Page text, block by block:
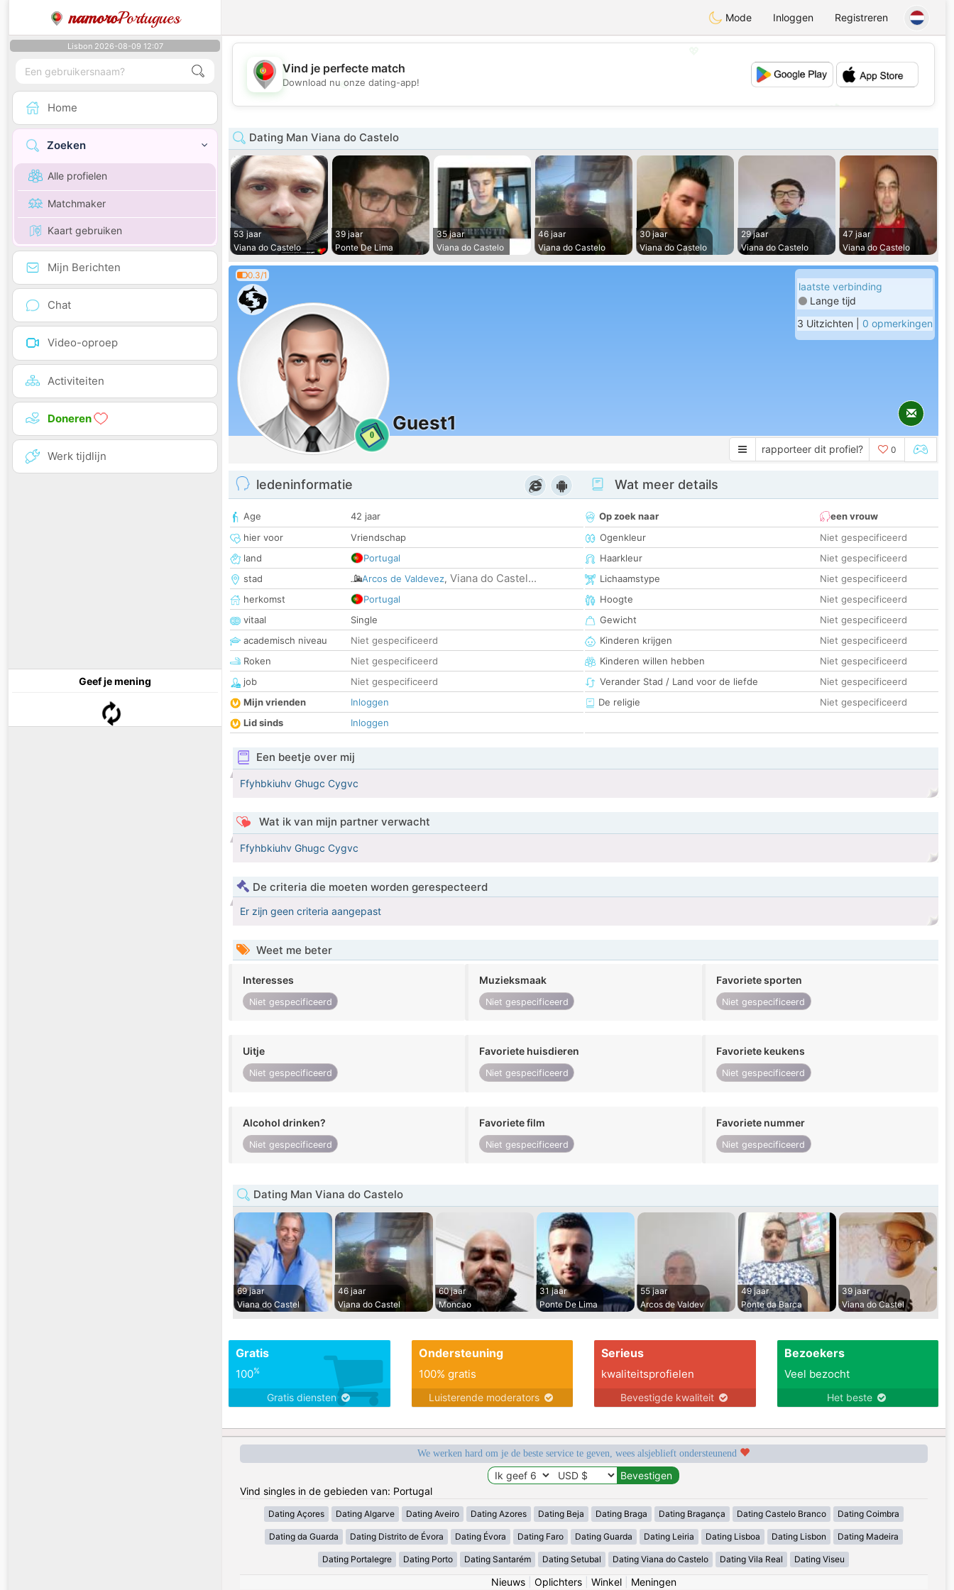
namoroPortugues Mode Inloggen Registreren
Lisbon 2026-08-09 12:07
Home
Zoeken
Alle profielen
Matchmaker
Kaart gebruiken
Mijn Berichten
Chat
Video-oproep
Activiteiten
Doneren
Werk tijdlijn
Geef je mening
💕
Vind je perfecte match
Download nu onze dating-app!
Dating Man Viana do Castelo
53 jaar
Viana do Castelo
39 jaar
Ponte De Lima
35 jaar
Viana do Castelo
46 jaar
Viana do Castelo
30 jaar
Viana do Castelo
29 jaar
Viana do Castelo
47 jaar
Viana do Castelo
0.3/1
0
Guest1
laatste verbinding
Lange tijd
3 Uitzichten | 0 opmerkingen
rapporteer dit profiel? 0
ledeninformatie
Age
42 jaar
hier voor
Vriendschap
land
Portugal
stad
Arcos de Valdevez, Viana do Castel...
herkomst
Portugal
vitaal
Single
academisch niveau
Niet gespecificeerd
Roken
Niet gespecificeerd
job
Niet gespecificeerd
Mijn vrienden
Inloggen
Lid sinds
Inloggen
Wat meer details
Op zoek naar
een vrouw
Ogenkleur
Niet gespecificeerd
Haarkleur
Niet gespecificeerd
Lichaamstype
Niet gespecificeerd
Hoogte
Niet gespecificeerd
Gewicht
Niet gespecificeerd
Kinderen krijgen
Niet gespecificeerd
Kinderen willen hebben
Niet gespecificeerd
Verander Stad / Land voor de liefde
Niet gespecificeerd
De religie
Niet gespecificeerd
Een beetje over mij
Ffyhbkiuhv Ghugc Cygvc
Wat ik van mijn partner verwacht
Ffyhbkiuhv Ghugc Cygvc
De criteria die moeten worden gerespecteerd
Er zijn geen criteria aangepast
Weet me beter
Interesses
Niet gespecificeerd
Muzieksmaak
Niet gespecificeerd
Favoriete sporten
Niet gespecificeerd
Uitje
Niet gespecificeerd
Favoriete huisdieren
Niet gespecificeerd
Favoriete keukens
Niet gespecificeerd
Alcohol drinken?
Niet gespecificeerd
Favoriete film
Niet gespecificeerd
Favoriete nummer
Niet gespecificeerd
Dating Man Viana do Castelo
69 jaar
Viana do Castel
46 jaar
Viana do Castel
60 jaar
Moncao
31 jaar
Ponte De Lima
55 jaar
Arcos de Valdev
49 jaar
Ponte da Barca
39 jaar
Viana do Castel
Gratis
100%
Gratis diensten
Ondersteuning
100% gratis
Luisterende moderators
Serieus
kwaliteitsprofielen
Bevestigde kwaliteit
Bezoekers
Veel bezocht
Het beste
We werken hard om je de beste service te geven, wees alsjeblieft ondersteunend
Vind singles in de gebieden van: Portugal
Dating Açores Dating Algarve Dating Aveiro Dating Azores Dating Beja Dating Braga Dating Bragança Dating Castelo Branco Dating Coimbra
Dating da Guarda Dating Distrito de Évora Dating Évora Dating Faro Dating Guarda Dating Leiria Dating Lisboa Dating Lisbon Dating Madeira
Dating Portalegre Dating Porto Dating Santarém Dating Setubal Dating Viana do Castelo Dating Vila Real Dating Viseu
Nieuws| Oplichters| Winkel| Meningen